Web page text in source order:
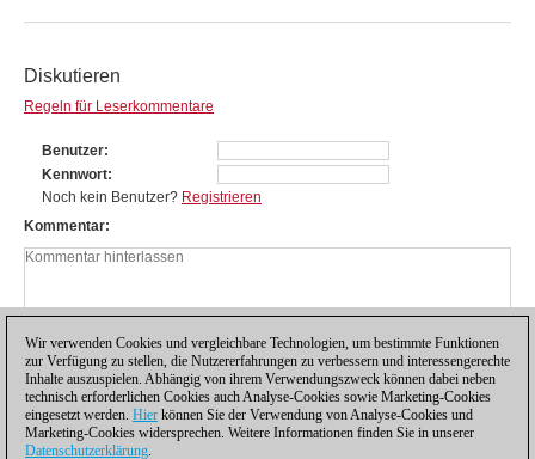
Diskutieren
Regeln für Leserkommentare
Benutzer
Kennwort
Noch kein Benutzer? Registrieren
Kommentar
Wir verwenden Cookies und vergleichbare Technologien, um bestimmte Funktionen
zur Verfügung zu stellen, die Nutzererfahrungen zu verbessern und interessengerechte
Inhalte auszuspielen. Abhängig von ihrem Verwendungszweck können dabei neben
technisch erforderlichen Cookies auch Analyse-Cookies sowie Marketing-Cookies
eingesetzt werden. Hier können Sie der Verwendung von Analyse-Cookies und
Marketing-Cookies widersprechen. Weitere Informationen finden Sie in unserer
Datenschutzerklärung.